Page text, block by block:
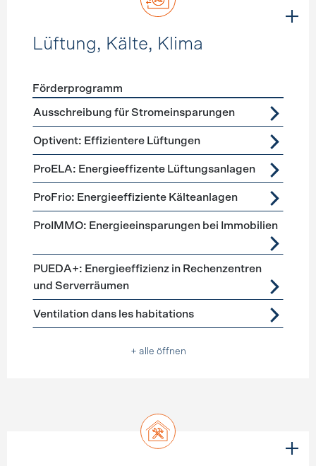
Lüftung, Kälte, Klima
Förderprogramme Lüftung, Kälte, Klima
Förderprogramm
Ausschreibung für Stromeinsparungen
Optivent: Effizientere Lüftungen
ProELA: Energieeffizente Lüftungsanlagen
ProFrio: Energieeffiziente Kälteanlagen
ProIMMO: Energieeinsparungen bei Immobilien
PUEDA+: Energieeffizienz in Rechenzentren
und Serverräumen
Ventilation dans les habitations
+ alle öffnen